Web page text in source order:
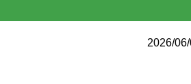
2026/